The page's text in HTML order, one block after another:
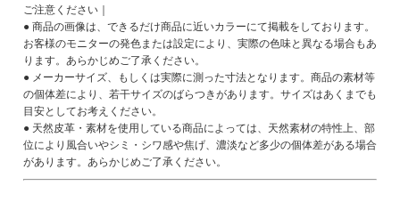
ご注意ください｜
● 商品の画像は、できるだけ商品に近いカラーにて掲載をしております。
お客様のモニターの発色または設定により、実際の色味と異なる場合もあ
ります。あらかじめご了承ください。
● メーカーサイズ、もしくは実際に測った寸法となります。商品の素材等
の個体差により、若干サイズのばらつきがあります。サイズはあくまでも
目安としてお考えください。
● 天然皮革・素材を使用している商品によっては、天然素材の特性上、部
位により風合いやシミ・シワ感や焦げ、濃淡など多少の個体差がある場合
があります。あらかじめご了承ください。